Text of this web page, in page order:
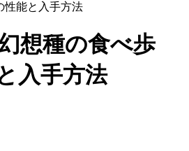
性能と入手方法
想種の食べ歩
入手方法